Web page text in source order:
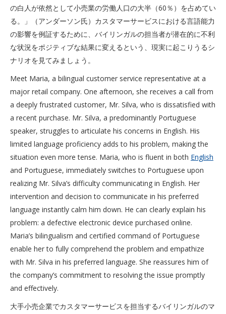
の白人が依然として小売業の労働人口の大半（60％）を占めてい
る。」（アンダーソン氏）カスタマーサービスにおける言語能力
の影響を例証するために、バイリンガルの担当者が潜在的に不利
な状況をポジティブな結果に変えるという、現実に起こりうるシ
ナリオを見てみましょう。
Meet Maria, a bilingual customer service representative at a
major retail company. One afternoon, she receives a call from
a deeply frustrated customer, Mr. Silva, who is dissatisfied with
a recent purchase. Mr. Silva, a predominantly Portuguese
speaker, struggles to articulate his concerns in English. His
limited language proficiency adds to his problem, making the
situation even more tense. Maria, who is fluent in both English
and Portuguese, immediately switches to Portuguese upon
realizing Mr. Silva’s difficulty communicating in English. Her
intervention and decision to communicate in his preferred
language instantly calm him down. He can clearly explain his
problem: a defective electronic device purchased online.
Maria’s bilingualism and certified command of Portuguese
enable her to fully comprehend the problem and empathize
with Mr. Silva in his preferred language. She reassures him of
the company’s commitment to resolving the issue promptly
and effectively.
大手小売企業でカスタマーサービスを担当するバイリンガルのマ